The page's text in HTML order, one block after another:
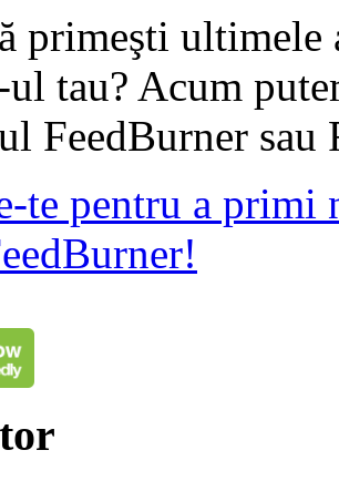
primeşti
tau? Acum
FeedBurner sau
te pentru a primi